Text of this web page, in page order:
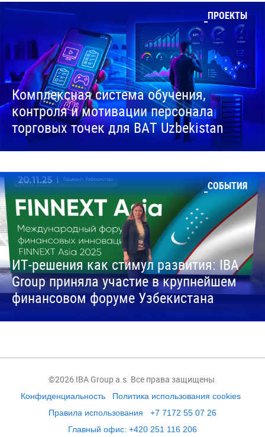
ПРОЕКТЫ
Комплексная система обучения,
контроля и мотивации персонала
торговых точек для BAT Uzbekistan
СОБЫТИЯ
ИТ-решения как стимул развития: IBA
Group приняла участие в крупнейшем
финансовом форуме Узбекистана
©2026 IBA Group a.s. Все права защищены.
Конфиденциальность
Политика использования cookies
Правила использования
+7 7172 55 07 26
Главный офис: +420 251 116 206